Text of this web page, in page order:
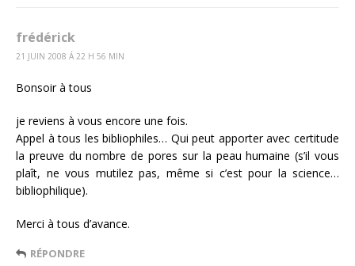
frédérick
21 JUIN 2008 Á 22 H 56 MIN
Bonsoir à tous
je reviens à vous encore une fois.
Appel à tous les bibliophiles… Qui peut apporter avec certitude
la preuve du nombre de pores sur la peau humaine (s’il vous
plaît, ne vous mutilez pas, même si c’est pour la science…
bibliophilique).
Merci à tous d’avance.
RÉPONDRE